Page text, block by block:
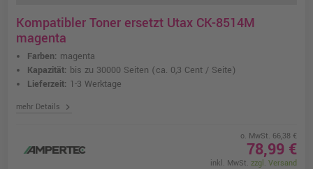
Kompatibler Toner ersetzt Utax CK-8514M
magenta
Farben: magenta
Kapazität: bis zu 30000 Seiten (ca. 0,3 Cent / Seite)
Lieferzeit: 1-3 Werktage
mehr Details chevron_right
o. MwSt. 66,38 €
78,99 €
inkl. MwSt. zzgl. Versand